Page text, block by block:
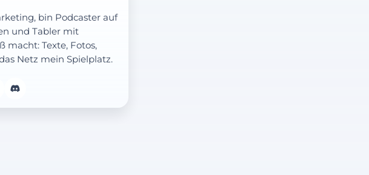
bin Podcaster auf
und Tabler mit
macht: Texte, Fotos,
Netz mein Spielplatz.